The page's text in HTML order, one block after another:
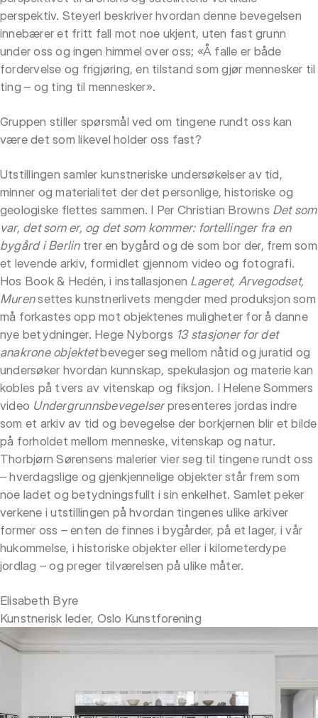
perspektiv. Steyerl beskriver hvordan denne bevegelsen
innebærer et fritt fall mot noe ukjent, uten fast grunn
under oss og ingen himmel over oss; «Å falle er både
fordervelse og frigjøring, en tilstand som gjør mennesker til
ting – og ting til mennesker».
Gruppen stiller spørsmål ved om tingene rundt oss kan
være det som likevel holder oss fast?
Utstillingen samler kunstneriske undersøkelser av tid,
minner og materialitet der det personlige, historiske og
geologiske flettes sammen. I Per Christian Browns Det som
var, det som er, og det som kommer: fortellinger fra en
bygård i Berlin trer en bygård og de som bor der, frem som
et levende arkiv, formidlet gjennom video og fotografi.
Hos Book & Hedén, i installasjonen Lageret, Arvegodset,
Murensettes kunstnerlivets mengder med produksjon som
må forkastes opp mot objektenes muligheter for å danne
nye betydninger. Hege Nyborgs 13 stasjoner for det
anakrone objektetbeveger seg mellom nåtid og juratid og
undersøker hvordan kunnskap, spekulasjon og materie kan
kobles på tvers av vitenskap og fiksjon. I Helene Sommers
video Undergrunnsbevegelserpresenteres jordas indre
som et arkiv av tid og bevegelse der borkjernen blir et bilde
på forholdet mellom menneske, vitenskap og natur.
Thorbjørn Sørensens malerier vier seg til tingene rundt oss
– hverdagslige og gjenkjennelige objekter står frem som
noe ladet og betydningsfullt i sin enkelhet. Samlet peker
verkene i utstillingen på hvordan tingenes ulike arkiver
former oss – enten de finnes i bygårder, på et lager, i vår
hukommelse, i historiske objekter eller i kilometerdype
jordlag – og preger tilværelsen på ulike måter.
Elisabeth Byre
Kunstnerisk leder, Oslo Kunstforening